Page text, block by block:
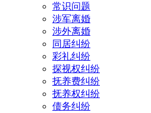
常识问题
涉军离婚
涉外离婚
同居纠纷
彩礼纠纷
探视权纠纷
抚养费纠纷
抚养权纠纷
债务纠纷